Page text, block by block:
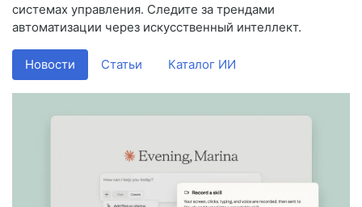
системах управления. Следите за трендами
автоматизации через искусственный интеллект.
Новости Статьи Каталог ИИ